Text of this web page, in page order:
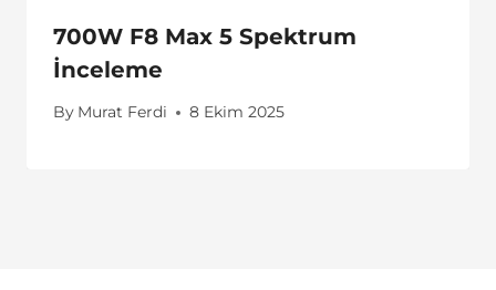
700W F8 Max 5 Spektrum
İnceleme
By Murat Ferdi 8 Ekim 2025